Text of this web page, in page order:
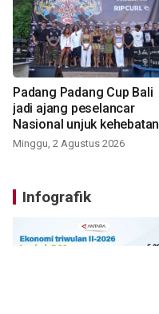
Padang Padang Cup Bali
jadi ajang peselancar
Nasional unjuk kehebatan
Minggu, 2 Agustus 2026
Infografik